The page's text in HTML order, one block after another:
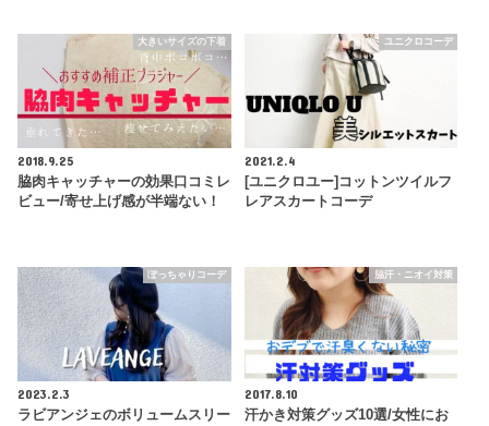
大きいサイズの下着
2018.9.25
脇肉キャッチャーの効果口コミレ
ビュー/寄せ上げ感が半端ない！
ユニクロコーデ
2021.2.4
[ユニクロユー]コットンツイルフ
レアスカートコーデ
ぽっちゃりコーデ
2023.2.3
ラビアンジェのボリュームスリー
脇汗・ニオイ対策
2017.8.10
汗かき対策グッズ10選/女性にお